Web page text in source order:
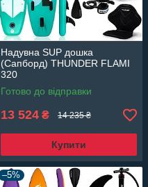
Надувна SUP дошка
(Сапборд) THUNDER FLAMI
320
Готово до відправки
13 524 ₴ 14 235 ₴
Купити
–5%